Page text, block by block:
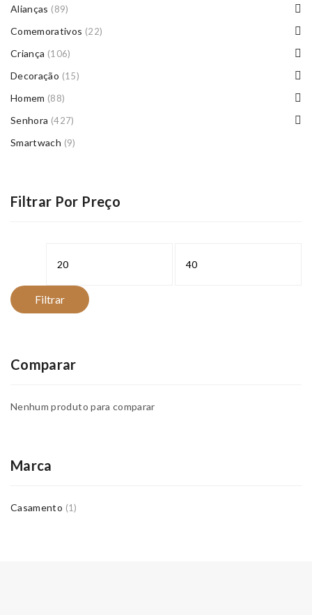
Alianças (89)
Comemorativos (22)
Criança (106)
Decoração (15)
Homem (88)
Senhora (427)
Smartwach (9)
Filtrar Por Preço
Filtrar
Comparar
Nenhum produto para comparar
Marca
Casamento (1)